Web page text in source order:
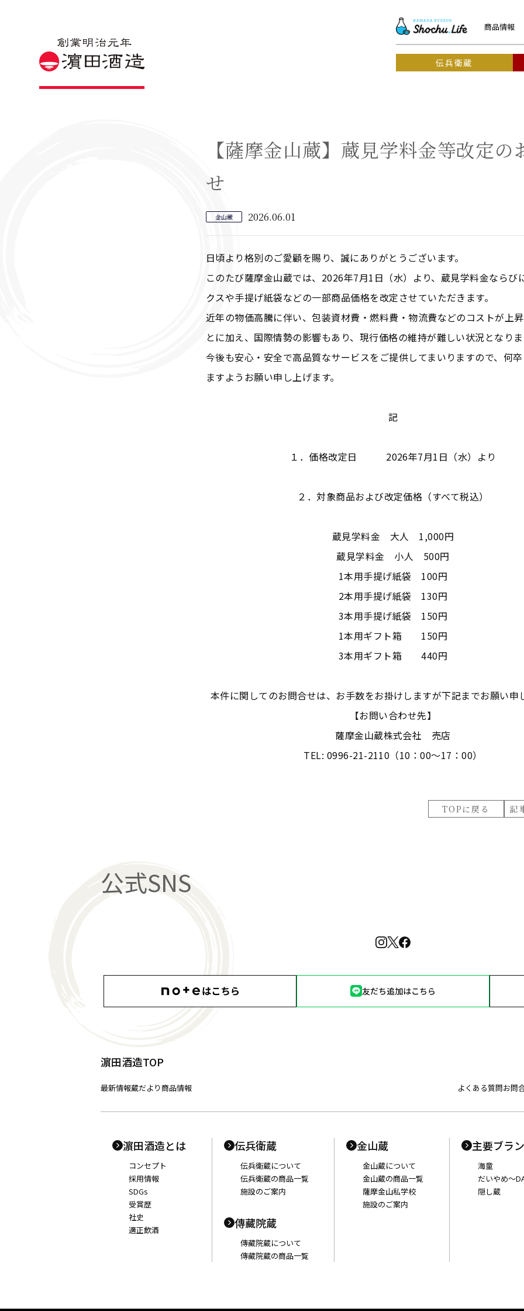
商品情報
伝兵衛蔵
【薩摩金山蔵】蔵見学料金等改定の
せ
金山蔵 2026.06.01
日頃より格別のご愛顧を賜り、誠にありがとうございます。
このたび薩摩金山蔵では、2026年7月1日（水）より、蔵見学料金ならび
クスや手提げ紙袋などの一部商品価格を改定させていただきます。
近年の物価高騰に伴い、包装資材費・燃料費・物流費などのコストが上
とに加え、国際情勢の影響もあり、現行価格の維持が難しい状況となりま
今後も安心・安全で高品質なサービスをご提供してまいりますので、何
ますようお願い申し上げます。
記
１．価格改定日 2026年7月1日（水）より
２．対象商品および改定価格（すべて税込）
蔵見学料金 大人 1,000円
蔵見学料金 小人 500円
1本用手提げ紙袋 100円
2本用手提げ紙袋 130円
3本用手提げ紙袋 150円
1本用ギフト箱 150円
3本用ギフト箱 440円
本件に関してのお問合せは、お手数をお掛けしますが下記までお願い申
【お問い合わせ先】
薩摩金山蔵株式会社 売店
TEL: 0996-21-2110（10：00～17：00）
TOPに戻る 記
公式SNS
友だち追加はこちら
濵田酒造TOP
最新情報蔵だより 商品情報 よくある質問お問
濵田酒造とは
コンセプト
採用情報
SDGs
受賞歴
社史
適正飲酒
伝兵衛蔵
伝兵衛蔵について
伝兵衛蔵の商品一覧
施設のご案内
傳藏院蔵
傳藏院蔵について
傳藏院蔵の商品一覧
金山蔵
金山蔵について
金山蔵の商品一覧
薩摩金山私学校
施設のご案内
主要ブラ
海童
だいやめ〜
隠し蔵